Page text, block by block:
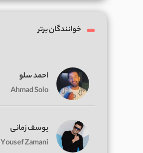
خوانندگان برتر
احمد سلو
Ahmad Solo
یوسف زمانی
Yousef Zamani